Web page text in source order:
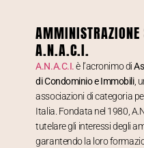
AMMINISTRAZIONE
A.N.A.C.I.
A.N.A.C.I. è l’acronimo di
di Condominio e Immobili,
associazioni di categoria
Italia. Fondata nel 1980,
tutelare gli interessi degli
garantendo la loro